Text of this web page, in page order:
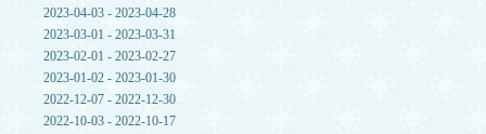
2023-04-03 - 2023-04-28
2023-03-01 - 2023-03-31
2023-02-01 - 2023-02-27
2023-01-02 - 2023-01-30
2022-12-07 - 2022-12-30
2022-10-03 - 2022-10-17